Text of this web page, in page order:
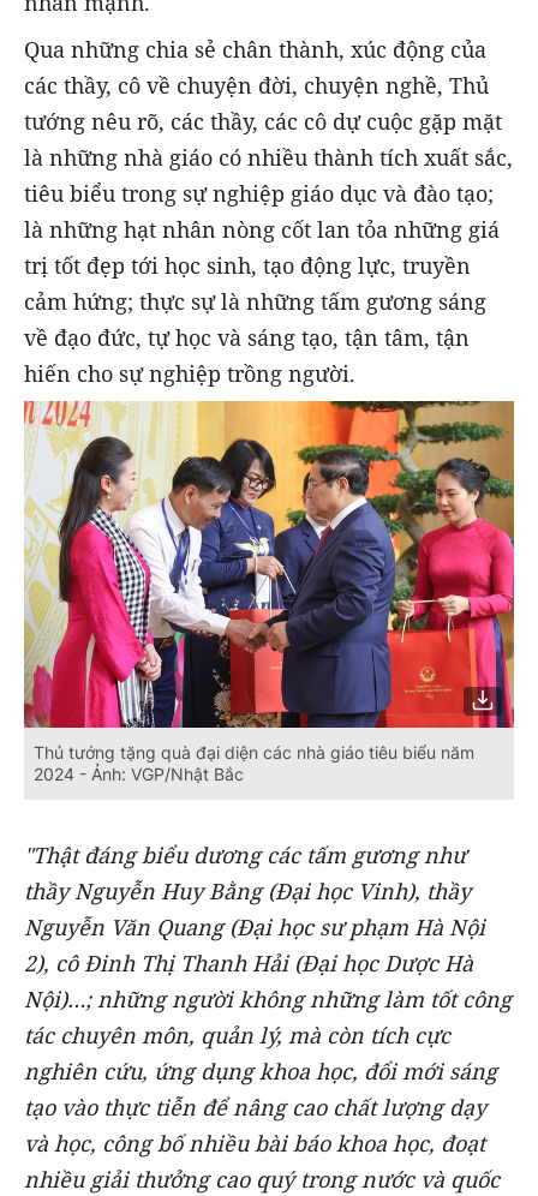
Qua những chia sẻ chân thành, xúc động của
các thầy, cô về chuyện đời, chuyện nghề, Thủ
tướng nêu rõ, các thầy, các cô dự cuộc gặp mặt
là những nhà giáo có nhiều thành tích xuất sắc,
tiêu biểu trong sự nghiệp giáo dục và đào tạo;
là những hạt nhân nòng cốt lan tỏa những giá
trị tốt đẹp tới học sinh, tạo động lực, truyền
cảm hứng; thực sự là những tấm gương sáng
về đạo đức, tự học và sáng tạo, tận tâm, tận
hiến cho sự nghiệp trồng người.
Thủ tướng tặng quà đại diện các nhà giáo tiêu biểu năm
2024 - Ảnh: VGP/Nhật Bắc
"Thật đáng biểu dương các tấm gương như
thầy Nguyễn Huy Bằng (Đại học Vinh), thầy
Nguyễn Văn Quang (Đại học sư phạm Hà Nội
2), cô Đinh Thị Thanh Hải (Đại học Dược Hà
Nội)…; những người không những làm tốt công
tác chuyên môn, quản lý, mà còn tích cực
nghiên cứu, ứng dụng khoa học, đổi mới sáng
tạo vào thực tiễn để nâng cao chất lượng dạy
và học, công bố nhiều bài báo khoa học, đoạt
nhiều giải thưởng cao quý trong nước và quốc